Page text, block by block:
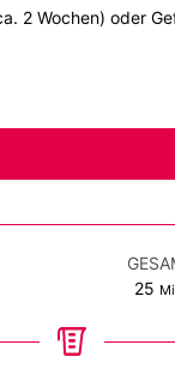
2 Wochen) oder
25